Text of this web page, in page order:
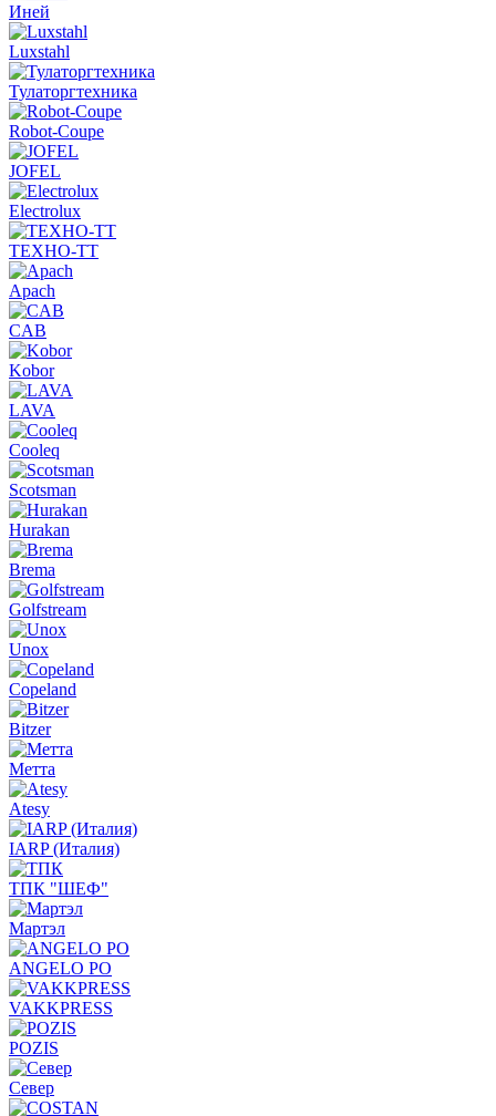
Иней
Luxstahl
Тулаторгтехника
Robot-Coupe
JOFEL
Electrolux
ТЕХНО-ТТ
Apach
CAB
Kobor
LAVA
Cooleq
Scotsman
Hurakan
Brema
Golfstream
Unox
Copeland
Bitzer
Метта
Atesy
IARP (Италия)
ТПК "ШЕФ"
Мартэл
ANGELO PO
VAKKPRESS
POZIS
Север